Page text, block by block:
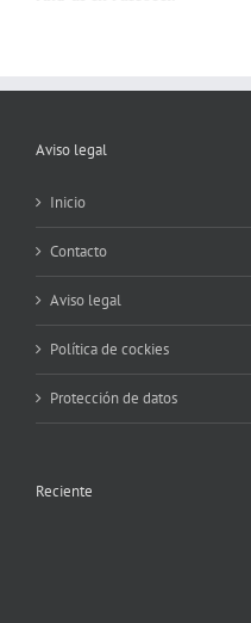
Aviso legal
Inicio
Contacto
Aviso legal
Política de cockies
Protección de datos
Reciente